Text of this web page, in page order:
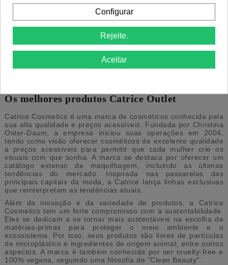
Catrice Cosmetics Maquilhagem e
Cosméticos Outlet
Comprar cosméticos e maquilhagem da marca Catrice
Cosmetics, com o melhor preço outlet. Os melhores produtos
Os melhores produtos Catrice Outlet
Catrice Cosmetics é uma marca de cosméticos conhecida pela
sua alta qualidade e preços acessíveis. Fundada por Christina
Oster-Daum, a empresa iniciou suas operações em 2004,
tendo como visão oferecer cosméticos de excelente qualidade
a preços acessíveis para permitir que cada mulher crie os
visuais com que sonha​​. A marca se destaca por oferecer um
catálogo extenso de maquilhagem, incluindo as últimas
tendências do mercado. Inspirada nas passarelas das
principais capitais da moda, a Catrice lança linhas exclusivas
que reinterpretam as tendências atuais​​.
Além da inovação e da variedade de produtos, a Catrice
Cosmetics tem um forte compromisso com a sustentabilidade.
Eles se dedicam a se tornar mais sustentáveis na escolha de
matérias-primas para proteger o meio ambiente e o
ecossistema. Por isso, seus produtos são livres de partículas
de microplástico e ingredientes de origem animal, entre outros
aspectos​​. A marca é também conhecida por ser cruelty-free e
100% vegana, seguindo uma filosofia de "Clean Beauty"​​.
Configurar
Rejeite.
Aceitar